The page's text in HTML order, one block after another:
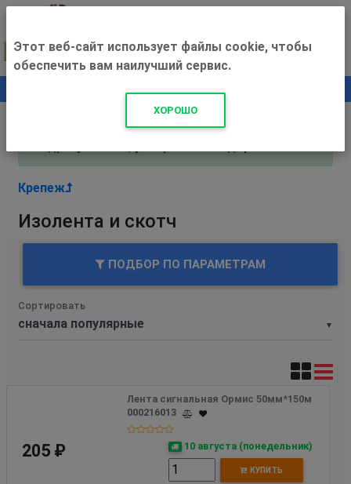
+500 ₽
Внимание! С 3 августа магазин работает по
Крепеж
Изолента и скотч
ПОДБОР ПО ПАРАМЕТРАМ
▼
Сортировать
Лента сигнальная Ормис 50мм*150м
000216013
205 ₽ 10 августа (понедельник)
КУПИТЬ
Этот веб-сайт использует файлы cookie, чтобы
обеспечить вам наилучший сервис.
ХОРОШО